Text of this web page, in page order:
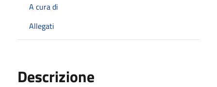
A cura di
Allegati
Descrizione